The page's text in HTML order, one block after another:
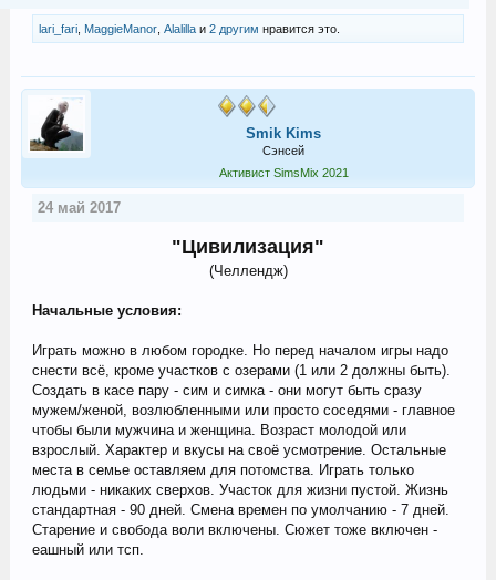
lari_fari, MaggieManor, Alalillaи 2 другим нравится это.
Smik Kims
Сэнсей
Активист SimsMix 2021
24 май 2017
"Цивилизация"
(Челлендж)​
Начальные условия:
Играть можно в любом городке. Но перед началом игры надо
снести всё, кроме участков с озерами (1 или 2 должны быть).
Создать в касе пару - сим и симка - они могут быть сразу
мужем/женой, возлюбленными или просто соседями - главное
чтобы были мужчина и женщина. Возраст молодой или
взрослый. Характер и вкусы на своё усмотрение. Остальные
места в семье оставляем для потомства. Играть только
людьми - никаких сверхов. Участок для жизни пустой. Жизнь
стандартная - 90 дней. Смена времен по умолчанию - 7 дней.
Старение и свобода воли включены. Сюжет тоже включен -
еашный или тсп.